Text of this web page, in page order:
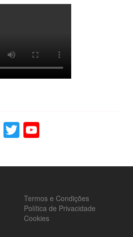
LinkedIn
Twitter
Termos e Condições
Política de Privacidade
Cookies